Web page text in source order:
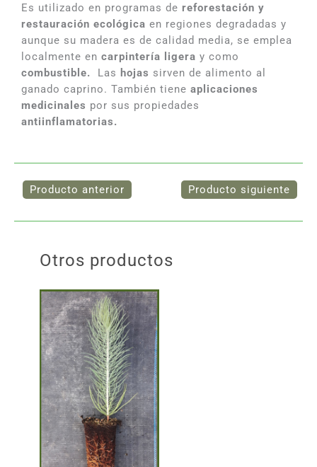
Es utilizado en programas de reforestación y
restauración ecológica en regiones degradadas y
aunque su madera es de calidad media, se emplea
localmente en carpintería ligera y como
combustible. Las hojas sirven de alimento al
ganado caprino. También tiene aplicaciones
medicinales por sus propiedades
antiinflamatorias.
Otros productos